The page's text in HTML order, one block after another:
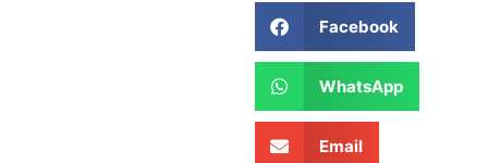
Facebook
WhatsApp
Email